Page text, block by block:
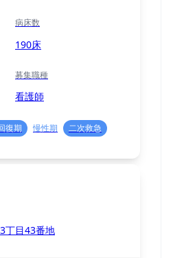
病床数
190床
募集職種
看護師
復期 慢性期
二次救急
丁目43番地